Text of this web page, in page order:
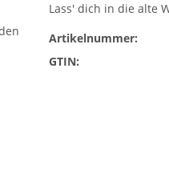
Lass' dich in die alte
Artikelnummer:
GTIN: